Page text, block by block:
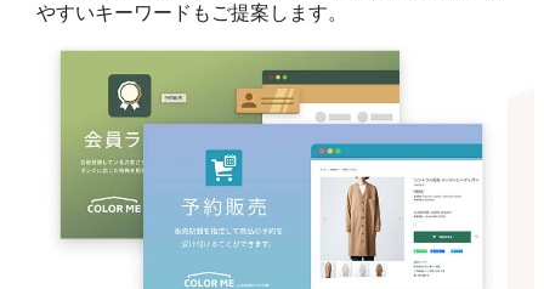
やすいキーワードもご提案します。